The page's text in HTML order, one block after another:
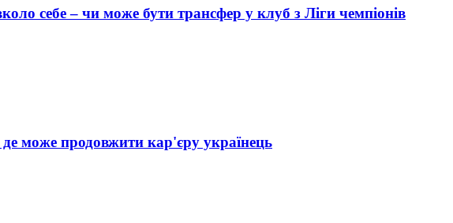
себе – чи може бути трансфер у клуб з Ліги чемпіонів
може продовжити кар'єру українець